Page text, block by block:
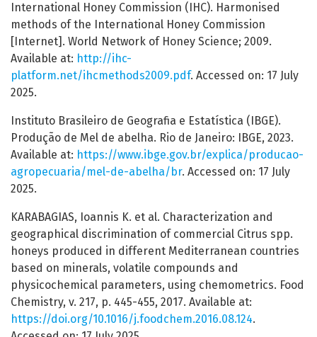
International Honey Commission (IHC). Harmonised
methods of the International Honey Commission
[Internet]. World Network of Honey Science; 2009.
Available at: http://ihc-
platform.net/ihcmethods2009.pdf. Accessed on: 17 July
2025.
Instituto Brasileiro de Geografia e Estatística (IBGE).
Produção de Mel de abelha. Rio de Janeiro: IBGE, 2023.
Available at: https://www.ibge.gov.br/explica/producao-
agropecuaria/mel-de-abelha/br. Accessed on: 17 July
2025.
KARABAGIAS, Ioannis K. et al. Characterization and
geographical discrimination of commercial Citrus spp.
honeys produced in different Mediterranean countries
based on minerals, volatile compounds and
physicochemical parameters, using chemometrics. Food
Chemistry, v. 217, p. 445-455, 2017. Available at:
https://doi.org/10.1016/j.foodchem.2016.08.124.